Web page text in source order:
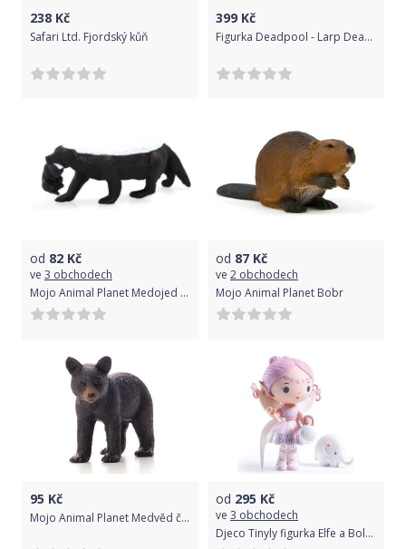
238 Kč
Safari Ltd. Fjordský kůň
399 Kč
Figurka Deadpool - Larp Deadpool (Funko POP! Marvel 780)
od 82 Kč
ve 3 obchodech
Mojo Animal Planet Medojed s mládětem
od 87 Kč
ve 2 obchodech
Mojo Animal Planet Bobr
95 Kč
Mojo Animal Planet Medvěd černý mládě
od 295 Kč
ve 3 obchodech
Djeco Tinyly figurka Elfe a Bolero